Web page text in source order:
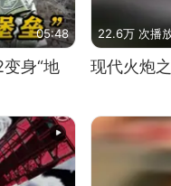
05:48
身“地
22.6万 次播
现代火炮